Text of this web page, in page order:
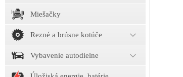
Miešačky
Rezné a brúsne kotúče
Vybavenie autodielne